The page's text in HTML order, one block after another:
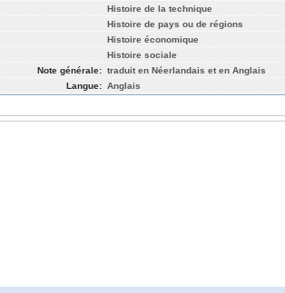
Histoire de la technique
Histoire de pays ou de régions
Histoire économique
Histoire sociale
Note générale: traduit en Néerlandais et en Anglais
Langue: Anglais